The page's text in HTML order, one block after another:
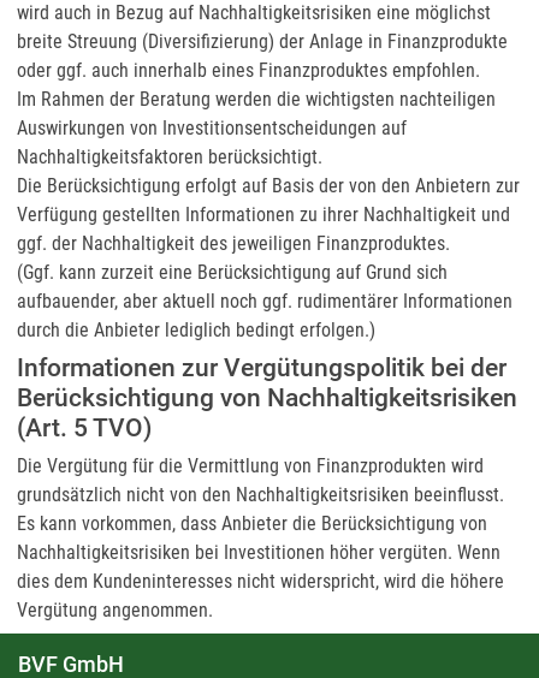
wird auch in Bezug auf Nachhaltigkeitsrisiken eine möglichst
breite Streuung (Diversifizierung) der Anlage in Finanzprodukte
oder ggf. auch innerhalb eines Finanzproduktes empfohlen.
Im Rahmen der Beratung werden die wichtigsten nachteiligen
Auswirkungen von Investitionsentscheidungen auf
Nachhaltigkeitsfaktoren berücksichtigt.
Die Berücksichtigung erfolgt auf Basis der von den Anbietern zur
Verfügung gestellten Informationen zu ihrer Nachhaltigkeit und
ggf. der Nachhaltigkeit des jeweiligen Finanzproduktes.
(Ggf. kann zurzeit eine Berücksichtigung auf Grund sich
aufbauender, aber aktuell noch ggf. rudimentärer Informationen
durch die Anbieter lediglich bedingt erfolgen.)
Informationen zur Vergütungspolitik bei der
Berücksichtigung von Nachhaltigkeitsrisiken
(Art. 5 TVO)
Die Vergütung für die Vermittlung von Finanzprodukten wird
grundsätzlich nicht von den Nachhaltigkeitsrisiken beeinflusst.
Es kann vorkommen, dass Anbieter die Berücksichtigung von
Nachhaltigkeitsrisiken bei Investitionen höher vergüten. Wenn
dies dem Kundeninteresses nicht widerspricht, wird die höhere
Vergütung angenommen.
BVF GmbH